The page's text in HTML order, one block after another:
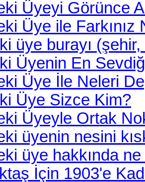
Üyeyi Görünce
Üye ile Farkınız
üye burayı
Üyenin En
Üye İle Neleri
Üye Sizce Kim?
Üyeyle Ortak
üyenin nesini
üye hakkında
İçin 1903'e